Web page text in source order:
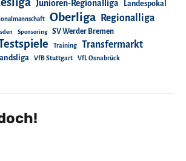
Junioren-Regionalliga
Landespokal
Oberliga Regionalliga
Sponsoring SV Werder Bremen
Training Transfermarkt
VfB Stuttgart VfL Osnabrück